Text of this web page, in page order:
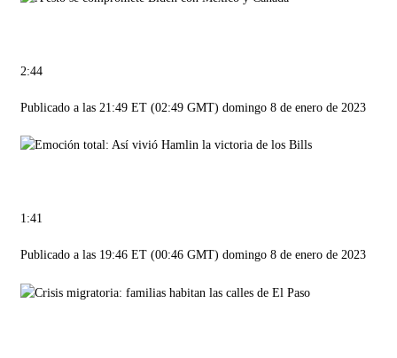
2:44
Publicado a las 21:49 ET (02:49 GMT) domingo 8 de enero de 2023
1:41
Publicado a las 19:46 ET (00:46 GMT) domingo 8 de enero de 2023